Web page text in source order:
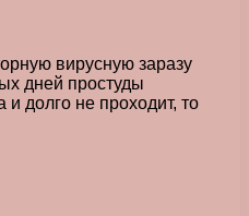
вирусную заразу
дней простуды
и долго не проходит, то